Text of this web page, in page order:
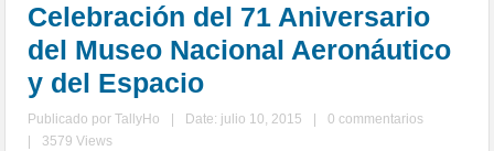
Celebración del 71 Aniversario
del Museo Nacional Aeronáutico
y del Espacio
Publicado porTallyHo Date: julio 10, 2015
0 commentarios
3579 Views